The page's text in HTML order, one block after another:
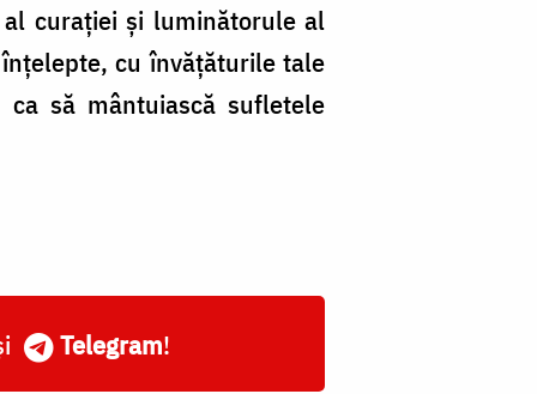
curaţiei şi luminătorule al
cu învăţăturile tale
să mântuiască sufletele
Telegram!